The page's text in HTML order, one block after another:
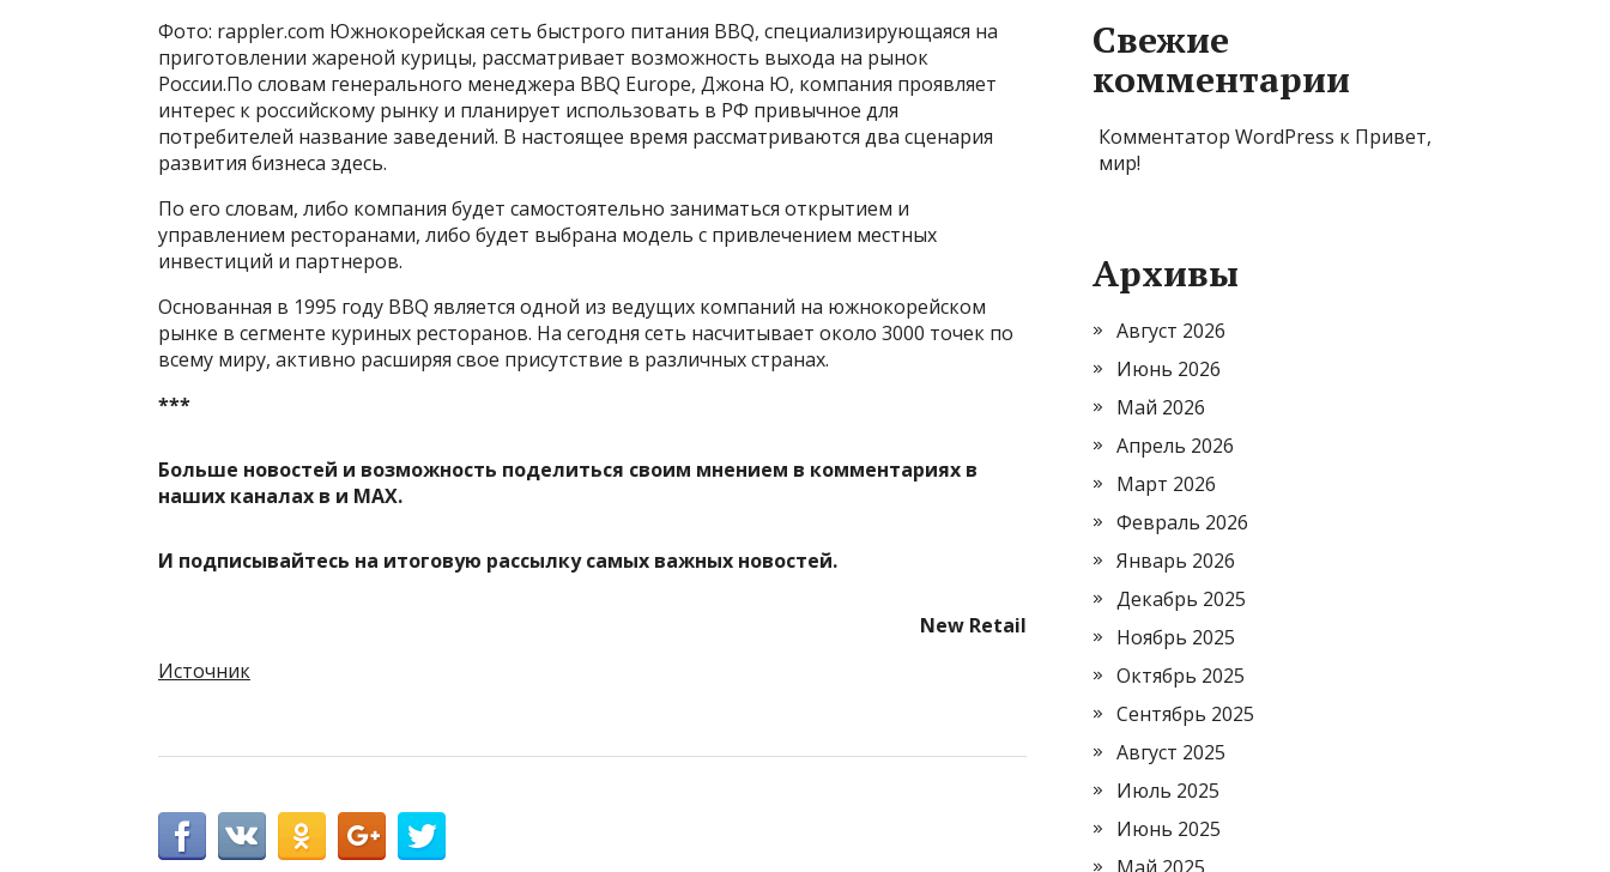
Фото: rappler.com Южнокорейская сеть быстрого питания BBQ, специализирующаяся на
приготовлении жареной курицы, рассматривает возможность выхода на рынок
России.По словам генерального менеджера BBQ Europe, Джона Ю, компания проявляет
интерес к российскому рынку и планирует использовать в РФ привычное для
потребителей название заведений. В настоящее время рассматриваются два сценария
развития бизнеса здесь.
По его словам, либо компания будет самостоятельно заниматься открытием и
управлением ресторанами, либо будет выбрана модель с привлечением местных
инвестиций и партнеров.
Основанная в 1995 году BBQ является одной из ведущих компаний на южнокорейском
рынке в сегменте куриных ресторанов. На сегодня сеть насчитывает около 3000 точек по
всему миру, активно расширяя свое присутствие в различных странах.
***
Больше новостей и возможность поделиться своим мнением в комментариях в
наших каналах в и MAX.
И подписывайтесь на итоговую рассылку самых важных новостей.
New Retail
Источник
Свежие
комментарии
Комментатор WordPress к Привет,
мир!
Архивы
Август 2026
Июнь 2026
Май 2026
Апрель 2026
Март 2026
Февраль 2026
Январь 2026
Декабрь 2025
Ноябрь 2025
Октябрь 2025
Сентябрь 2025
Август 2025
Июль 2025
Июнь 2025